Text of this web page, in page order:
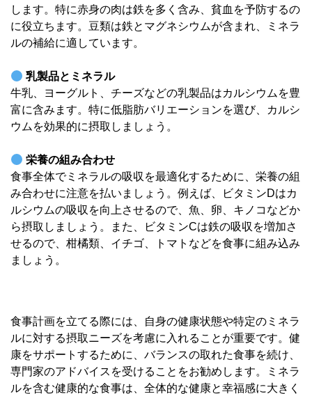
します。特に赤身の肉は鉄を多く含み、貧血を予防するの
に役立ちます。豆類は鉄とマグネシウムが含まれ、ミネラ
ルの補給に適しています。
乳製品とミネラル
牛乳、ヨーグルト、チーズなどの乳製品はカルシウムを豊
富に含みます。特に低脂肪バリエーションを選び、カルシ
ウムを効果的に摂取しましょう。
栄養の組み合わせ
食事全体でミネラルの吸収を最適化するために、栄養の組
み合わせに注意を払いましょう。例えば、ビタミンDはカ
ルシウムの吸収を向上させるので、魚、卵、キノコなどか
ら摂取しましょう。また、ビタミンCは鉄の吸収を増加さ
せるので、柑橘類、イチゴ、トマトなどを食事に組み込み
ましょう。
食事計画を立てる際には、自身の健康状態や特定のミネラ
ルに対する摂取ニーズを考慮に入れることが重要です。健
康をサポートするために、バランスの取れた食事を続け、
専門家のアドバイスを受けることをお勧めします。ミネラ
ルを含む健康的な食事は、全体的な健康と幸福感に大きく